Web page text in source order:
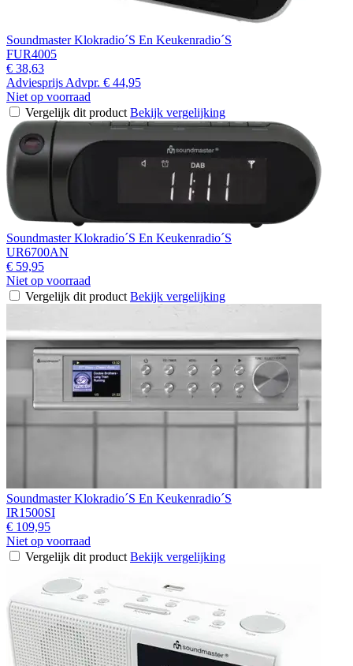
Soundmaster Klokradio´S En Keukenradio´S
FUR4005
€ 38,63
Adviesprijs Advpr. € 44,95
Niet op voorraad
Vergelijk dit product Bekijk vergelijking
Soundmaster Klokradio´S En Keukenradio´S
UR6700AN
€ 59,95
Niet op voorraad
Vergelijk dit product Bekijk vergelijking
Soundmaster Klokradio´S En Keukenradio´S
IR1500SI
€ 109,95
Niet op voorraad
Vergelijk dit product Bekijk vergelijking